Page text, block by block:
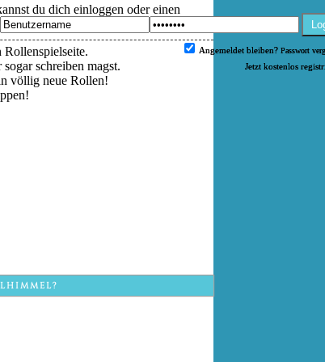
Angemeldet bleiben? Passwort
Jetzt kostenlos
du dich einloggen oder einen
schreiben magst.
völlig neue Rollen!